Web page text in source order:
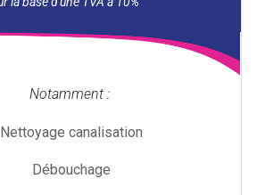
Notamment :
Nettoyage canalisation
Débouchage